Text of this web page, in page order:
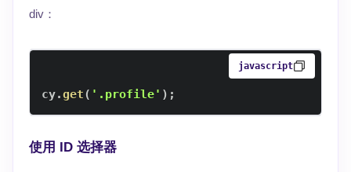
div：
javascript
cy.get( '.profile' ) ;
使用 ID 选择器